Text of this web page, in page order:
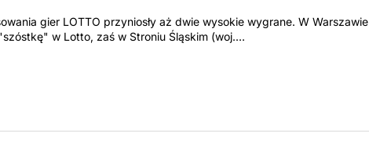
gier LOTTO przyniosły aż dwie wysokie wygrane. W Warszawie
w Lotto, zaś w Stroniu Śląskim (woj.…